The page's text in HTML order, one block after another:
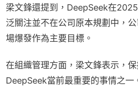
梁文鋒還提到，DeepSeek在
泛關注並不在公司原本規劃中，
場爆發作為主要目標。
在組織管理方面，梁文鋒表示，
DeepSeek當前最重要的事情之一